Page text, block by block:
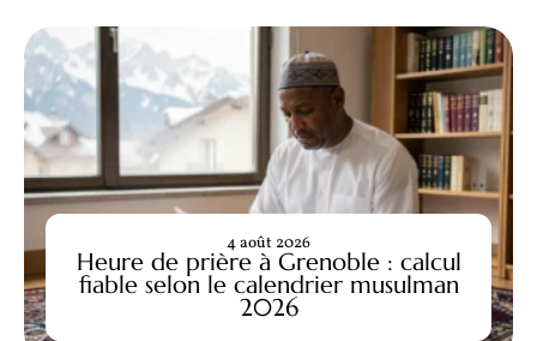
Heure de prière à Grenoble : calcul
fiable selon le calendrier musulman
2026
4 août 2026